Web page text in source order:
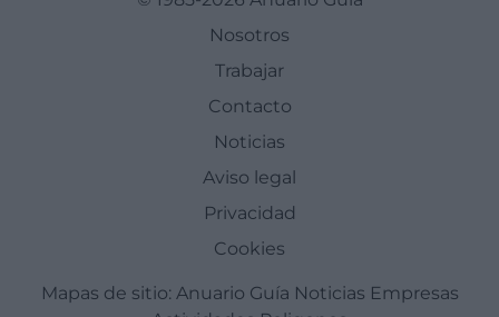
Nosotros
Trabajar
Contacto
Noticias
Aviso legal
Privacidad
Cookies
Mapas de sitio: Anuario Guía Noticias Empresas